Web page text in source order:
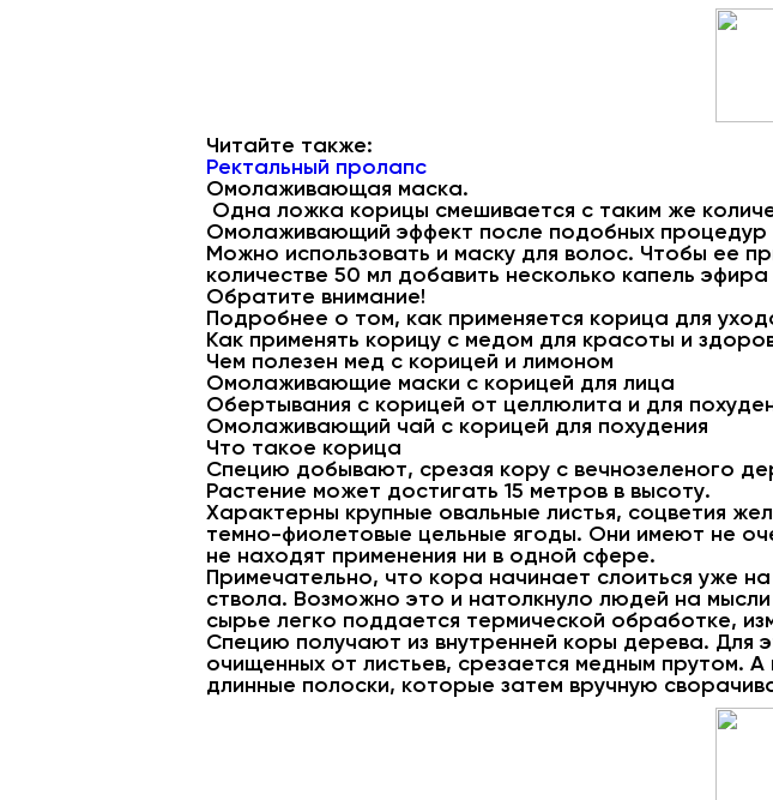
Читайте также:
Ректальный пролапс
Омолаживающая маска.
Одна ложка корицы смешивается с таким же
Омолаживающий эффект после подобных процедур
Можно использовать и маску для волос. Чтобы ее
количестве 50 мл добавить несколько капель
Обратите внимание!
Подробнее о том, как применяется корица для
Как применять корицу с медом для красоты и
Чем полезен мед с корицей и лимоном
Омолаживающие маски с корицей для лица
Обертывания с корицей от целлюлита и для
Омолаживающий чай с корицей для похудения
Что такое корица
Специю добывают, срезая кору с вечнозеленого
Растение может достигать 15 метров в высоту.
Характерны крупные овальные листья, соцветия
темно-фиолетовые цельные ягоды. Они имеют не
не находят применения ни в одной сфере.
Примечательно, что кора начинает слоиться уже
ствола. Возможно это и натолкнуло людей на
сырье легко поддается термической обработке,
Специю получают из внутренней коры дерева. Для
очищенных от листьев, срезается медным прутом.
длинные полоски, которые затем вручную